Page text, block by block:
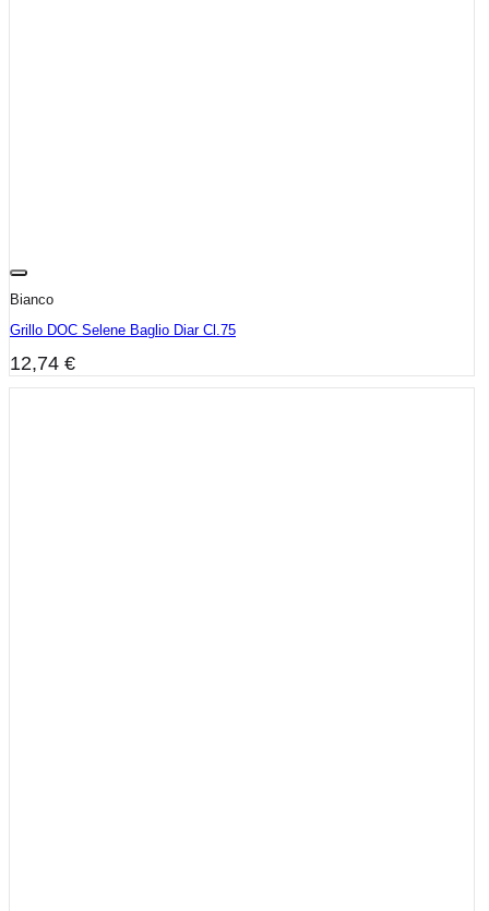
Bianco
Grillo DOC Selene Baglio Diar Cl.75
12,74 €